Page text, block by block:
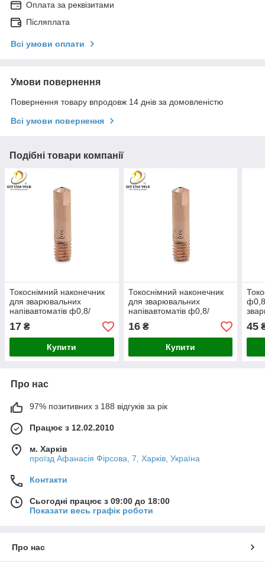
Оплата за реквізитами
Післяплата
Всі умови оплати
Умови повернення
Повернення товару впродовж 14 днів за домовленістю
Всі умови повернення
Подібні товари компанії
Токоснімний наконечник
для зварювальних
напівавтоматів ф0,8/
М6/25 під алюмінієвий
дріт
17 ₴
Купити
Токоснімний наконечник
для зварювальних
напівавтоматів ф0,8/
М6/25
16₴
Купити
М6/
45
Про нас
97% позитивних з 188 відгуків за рік
Працює з 12.02.2010
м. Харків
проїзд Афанасія Фірсова, 7, Харків, Україна
Контакти
Сьогодні працює з 09:00 до 18:00
Показати весь графік роботи
Про нас